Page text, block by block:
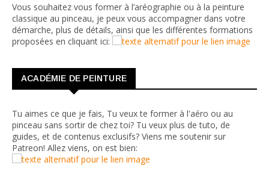
Vous souhaitez vous former à l’aréographie ou à la peinture
classique au pinceau, je peux vous accompagner dans votre
démarche, plus de détails, ainsi que les différentes formations
proposées en cliquant ici:
ACADÉMIE DE PEINTURE
Tu aimes ce que je fais, Tu veux te former à l'aéro ou au
pinceau sans sortir de chez toi? Tu veux plus de tuto, de
guides, et de contenus exclusifs? Viens me soutenir sur
Patreon! Allez viens, on est bien: